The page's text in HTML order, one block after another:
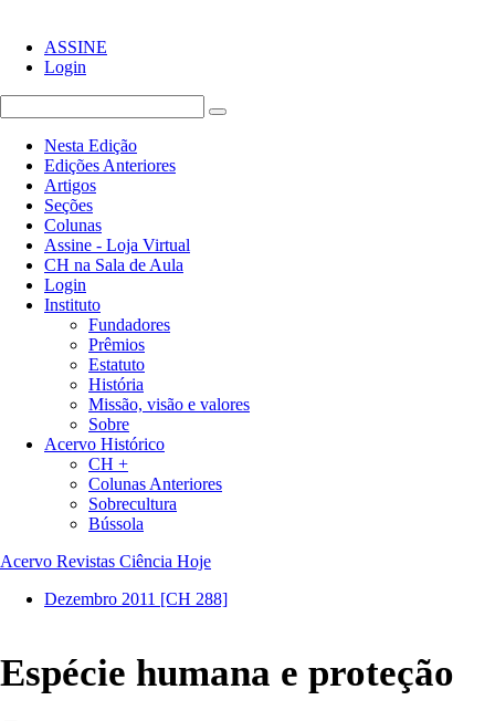
ASSINE
Login
Nesta Edição
Edições Anteriores
Artigos
Seções
Colunas
Assine - Loja Virtual
CH na Sala de Aula
Login
Instituto
Fundadores
Prêmios
Estatuto
História
Missão, visão e valores
Sobre
Acervo Histórico
CH +
Colunas Anteriores
Sobrecultura
Bússola
Acervo Revistas Ciência Hoje
Dezembro 2011 [CH 288]
Espécie humana e proteção